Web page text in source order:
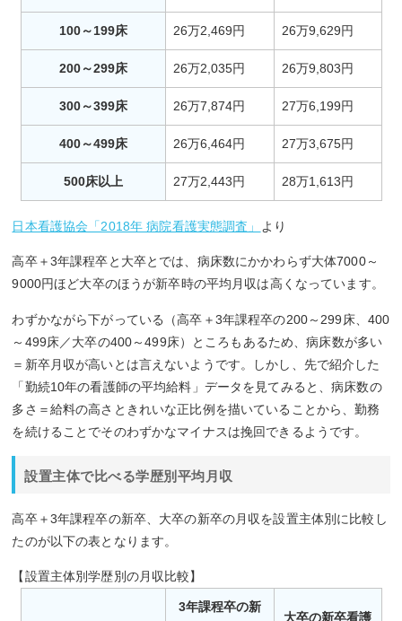
100～199床 26万2,469円 26万9,629円
200～299床 26万2,035円 26万9,803円
300～399床 26万7,874円 27万6,199円
400～499床 26万6,464円 27万3,675円
500床以上 27万2,443円 28万1,613円
日本看護協会「2018年 病院看護実態調査」 より
高卒＋3年課程卒と大卒とでは、病床数にかかわらず大体7000～
9000円ほど大卒のほうが新卒時の平均月収は高くなっています。
わずかながら下がっている（高卒＋3年課程卒の200～299床、400
～499床／大卒の400～499床）ところもあるため、病床数が多い
＝新卒月収が高いとは言えないようです。しかし、先で紹介した
「勤続10年の看護師の平均給料」データを見てみると、病床数の
多さ＝給料の高さときれいな正比例を描いていることから、勤務
を続けることでそのわずかなマイナスは挽回できるようです。
設置主体で比べる学歴別平均月収
高卒＋3年課程卒の新卒、大卒の新卒の月収を設置主体別に比較し
たのが以下の表となります。
【設置主体別学歴別の月収比較】
3年課程卒の新
大卒の新卒看護